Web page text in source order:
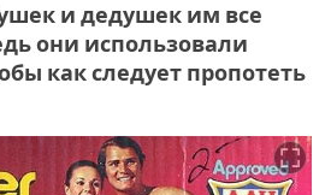
и дедушек им все
они использовали
как следует пропотеть